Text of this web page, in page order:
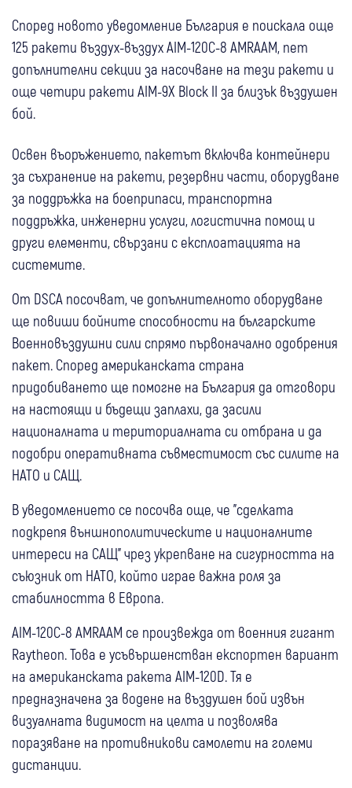
Според новото уведомление България е поискала още
125 ракети въздух-въздух AIM-120C-8 AMRAAM, пет
допълнителни секции за насочване на тези ракети и
още четири ракети AIM-9X Block II за близък въздушен
бой.
Освен въоръжението, пакетът включва контейнери
за съхранение на ракети, резервни части, оборудване
за поддръжка на боеприпаси, транспортна
поддръжка, инженерни услуги, логистична помощ и
други елементи, свързани с експлоатацията на
системите.
От DSCA посочват, че допълнителното оборудване
ще повиши бойните способности на българските
Военновъздушни сили спрямо първоначално одобрения
пакет. Според американската страна
придобиването ще помогне на България да отговори
на настоящи и бъдещи заплахи, да засили
националната и териториалната си отбрана и да
подобри оперативната съвместимост със силите на
НАТО и САЩ.
В уведомлението се посочва още, че "сделката
подкрепя външнополитическите и националните
интереси на САЩ" чрез укрепване на сигурността на
съюзник от НАТО, който играе важна роля за
стабилността в Европа.
AIM-120C-8 AMRAAM се произвежда от военния гигант
Raytheon. Това е усъвършенстван експортен вариант
на американската ракета AIM-120D. Тя е
предназначена за водене на въздушен бой извън
визуалната видимост на целта и позволява
поразяване на противникови самолети на големи
дистанции.